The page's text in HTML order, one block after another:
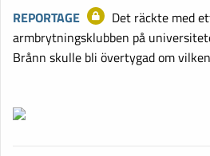
REPORTAGE
Det räckte med
armbrytningsklubben på
Brånn skulle bli övertygad om